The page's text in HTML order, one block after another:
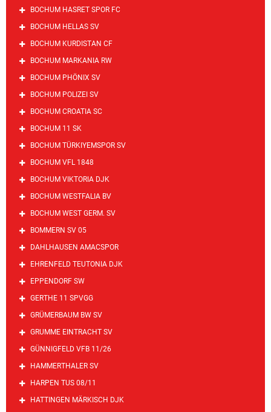
BOCHUM HASRET SPOR FC
BOCHUM HELLAS SV
BOCHUM KURDISTAN CF
BOCHUM MARKANIA RW
BOCHUM PHÖNIX SV
BOCHUM POLIZEI SV
BOCHUM CROATIA SC
BOCHUM 11 SK
BOCHUM TÜRKIYEMSPOR SV
BOCHUM VFL 1848
BOCHUM VIKTORIA DJK
BOCHUM WESTFALIA BV
BOCHUM WEST GERM. SV
BOMMERN SV 05
DAHLHAUSEN AMACSPOR
EHRENFELD TEUTONIA DJK
EPPENDORF SW
GERTHE 11 SPVGG
GRÜMERBAUM BW SV
GRUMME EINTRACHT SV
GÜNNIGFELD VFB 11/26
HAMMERTHALER SV
HARPEN TUS 08/11
HATTINGEN MÄRKISCH DJK